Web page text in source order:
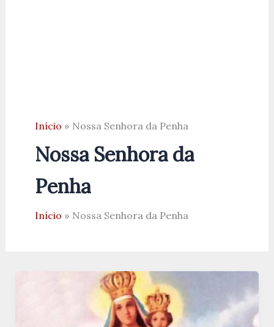
Início Nossa Senhora da Penha
Nossa Senhora da
Penha
Início Nossa Senhora da Penha